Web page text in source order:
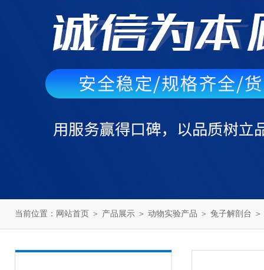
当前位置： 网站首页 ＞ 产品展示 ＞ 动物实验产品 ＞ 兔子解剖台